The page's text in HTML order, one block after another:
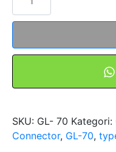
Connector
70
Shock
Sambungan
SKU: GL- 70 Kategori:
Connector, GL-70,